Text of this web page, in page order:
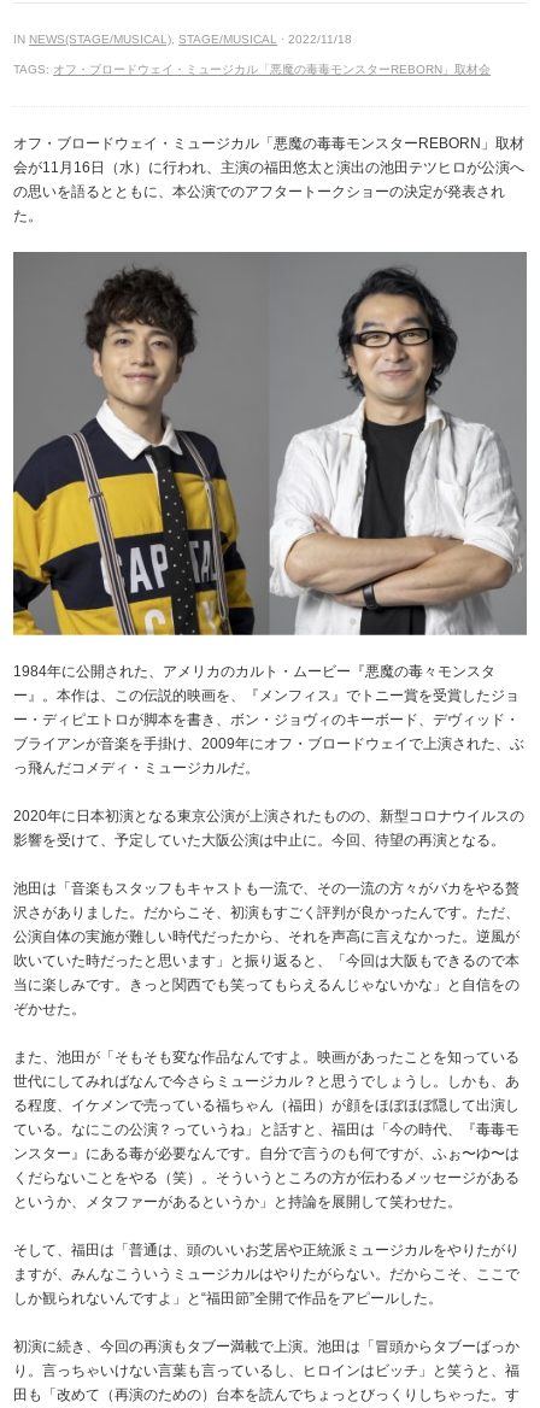
IN NEWS(STAGE/MUSICAL) ,STAGE/MUSICAL · 2022/11/18
TAGS: オフ・ブロードウェイ・ミュージカル「悪魔の毒毒モンスターREBORN」取材会
オフ・ブロードウェイ・ミュージカル「悪魔の毒毒モンスターREBORN」取材
会が11月16日（水）に行われ、主演の福田悠太と演出の池田テツヒロが公演へ
の思いを語るとともに、本公演でのアフタートークショーの決定が発表され
た。
1984年に公開された、アメリカのカルト・ムービー『悪魔の毒々モンスタ
ー』。本作は、この伝説的映画を、『メンフィス』でトニー賞を受賞したジョ
ー・ディピエトロが脚本を書き、ボン・ジョヴィのキーボード、デヴィッド・
ブライアンが音楽を手掛け、2009年にオフ・ブロードウェイで上演された、ぶ
っ飛んだコメディ・ミュージカルだ。
2020年に日本初演となる東京公演が上演されたものの、新型コロナウイルスの
影響を受けて、予定していた大阪公演は中止に。今回、待望の再演となる。
池田は「音楽もスタッフもキャストも一流で、その一流の方々がバカをやる贅
沢さがありました。だからこそ、初演もすごく評判が良かったんです。ただ、
公演自体の実施が難しい時代だったから、それを声高に言えなかった。逆風が
吹いていた時だったと思います」と振り返ると、「今回は大阪もできるので本
当に楽しみです。きっと関西でも笑ってもらえるんじゃないかな」と自信をの
ぞかせた。
また、池田が「そもそも変な作品なんですよ。映画があったことを知っている
世代にしてみればなんで今さらミュージカル？と思うでしょうし。しかも、あ
る程度、イケメンで売っている福ちゃん（福田）が顔をほぼほぼ隠して出演し
ている。なにこの公演？っていうね」と話すと、福田は「今の時代、『毒毒モ
ンスター』にある毒が必要なんです。自分で言うのも何ですが、ふぉ〜ゆ〜は
くだらないことをやる（笑）。そういうところの方が伝わるメッセージがある
というか、メタファーがあるというか」と持論を展開して笑わせた。
そして、福田は「普通は、頭のいいお芝居や正統派ミュージカルをやりたがり
ますが、みんなこういうミュージカルはやりたがらない。だからこそ、ここで
しか観られないんですよ」と“福田節”全開で作品をアピールした。
初演に続き、今回の再演もタブー満載で上演。池田は「冒頭からタブーばっか
り。言っちゃいけない言葉も言っているし、ヒロインはビッチ」と笑うと、福
田も「改めて（再演のための）台本を読んでちょっとびっくりしちゃった。す